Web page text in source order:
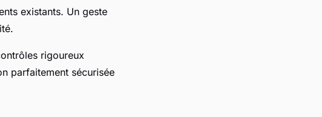
existants. Un geste
rigoureux
parfaitement sécurisée